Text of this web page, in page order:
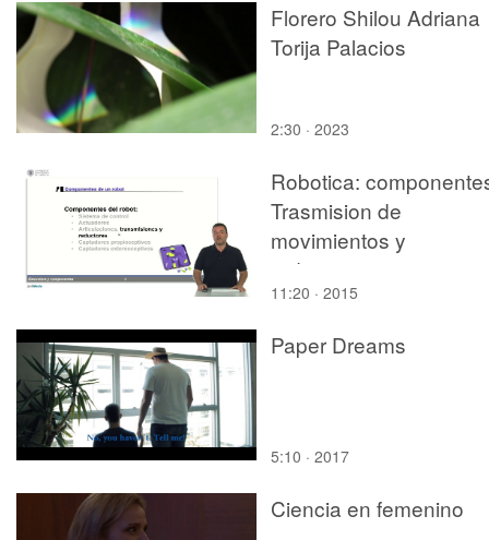
Florero Shilou Adriana
Torija Palacios
2:30 · 2023
Robotica:
Trasmision de
movimientos y
reductores
11:20 · 2015
Paper Dreams
5:10 · 2017
Ciencia en femenino